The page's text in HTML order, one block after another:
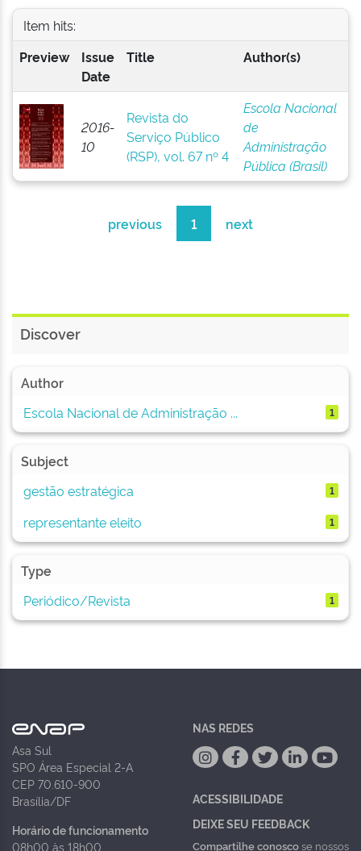
Item hits:
Preview
Issue
Date
Title Author(s)
2016-
10
Revista do
Serviço Público
(RSP), vol. 67 nº 4
Escola Nacional
de
Administração
Pública (Brasil)
previous 1 next
Discover
Author
Escola Nacional de Administração ...
1
Subject
gestão estratégica
1
representante eleito 1
Type
Periódico/Revista
1
Asa Sul
SPO Área Especial 2-A
CEP 70.610-900
Brasília/DF
Horário de funcionamento
08h00 às 18h00
NAS REDES
ACESSIBILIDADE
DEIXE SEU FEEDBACK
Compartilhe conoscose nossos